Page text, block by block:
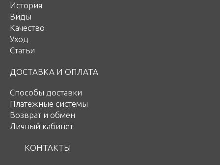
История
Виды
Качество
Уход
Статьи
ДОСТАВКА И ОПЛАТА
Способы доставки
Платежные системы
Возврат и обмен
Личный кабинет
КОНТАКТЫ